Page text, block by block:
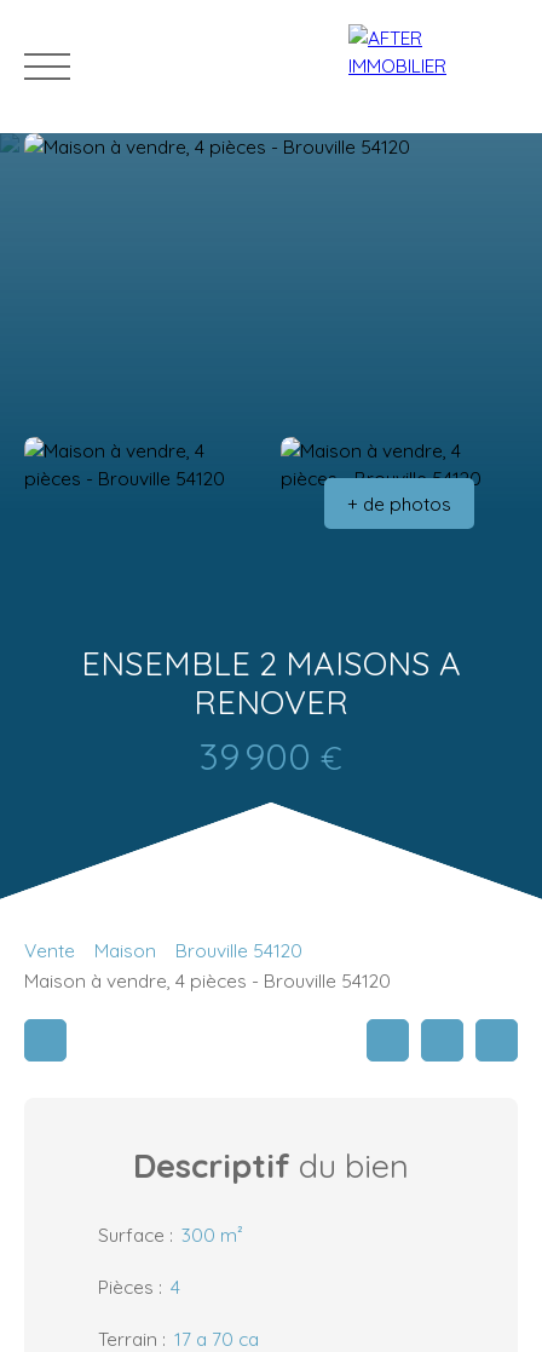
Estimation
+ de photos
ENSEMBLE 2 MAISONS A
RENOVER
39 900 €
Vente Maison
Brouville 54120
Maison à vendre, 4 pièces - Brouville 54120
Descriptif du bien
Surface : 300 m²
Pièces : 4
Terrain : 17 a 70 ca